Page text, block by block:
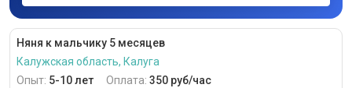
Няня к мальчику 5 месяцев
Калужская область, Калуга
Опыт: 5-10 лет Оплата: 350 руб/час